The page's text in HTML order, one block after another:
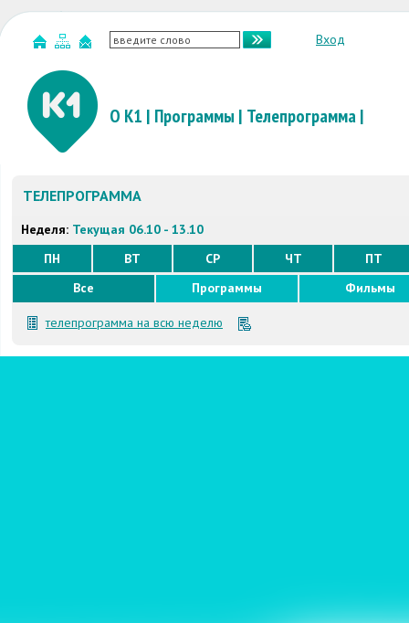
Вход
О К1 | Программы | Телепрограмма|
ТЕЛЕПРОГРАММА
Неделя: Текущая 06.10 - 13.10
ПН
ВТ СР ЧТ
ПТ
Все
Программы Фильмы
телепрограмма на всю неделю